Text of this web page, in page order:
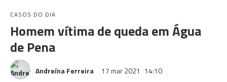
CASOS DO DIA
Homem vítima de queda em Água
de Pena
Andreína Ferreira 17 mar 2021 14:10